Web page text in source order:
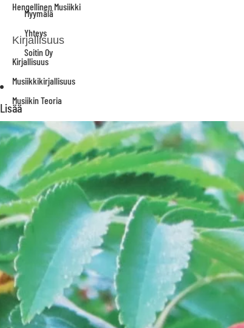
Hengellinen Musiikki
Kirjallisuus
Kirjallisuus
Musiikkikirjallisuus
Musiikin Teoria
Myymälä
Yhteys
Soitin Oy
Lisää